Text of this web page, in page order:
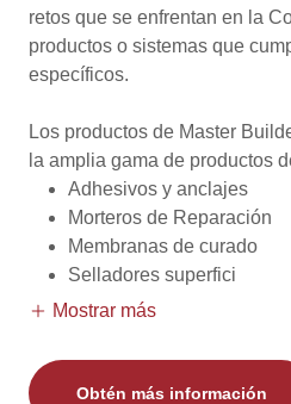
retos que se enfrentan en la
productos o sistemas que
específicos.
Los productos de Master
la amplia gama de productos
Adhesivos y anclajes
Morteros de Reparación
Membranas de curado
Selladores superfici
Mostrar más
Obtén más información